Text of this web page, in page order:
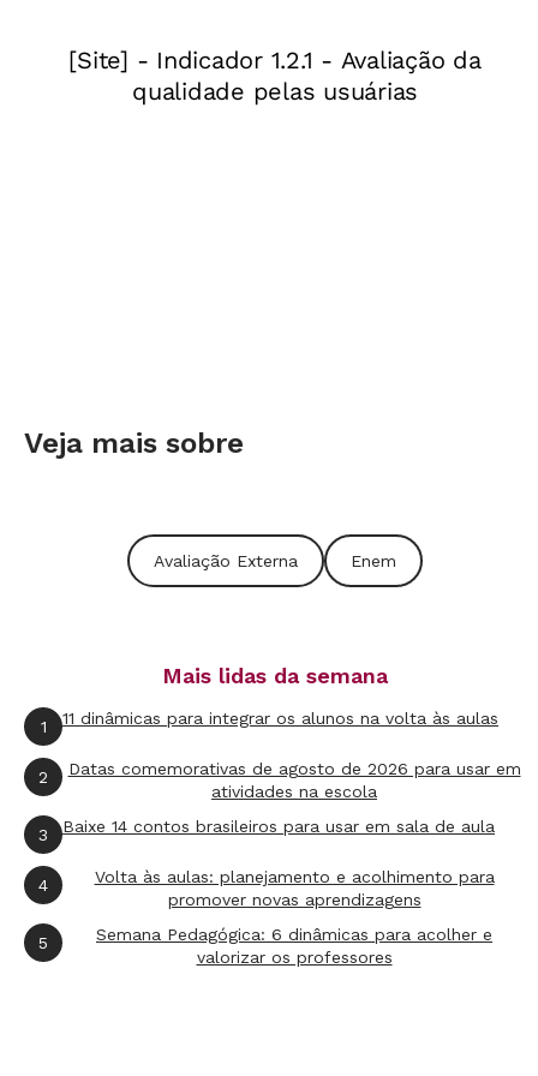
adquirida pelo Enem e discutir como, em
função da natureza e da qualidade de suas
social, para a construção cultural e para a
trajetória profissional dos jovens. Isso não é
pela relevância de algo dirigido anualmente a
milhões de jovens. Neste ano, há esperanças
preparação de um banco de questões, e os
docentes universitários que tiverem acesso a
elas talvez possam aproveitar para também
reformular alguns vestibulares.
Se, pelo contrário, o Enem continuar com itens
sem situações-problema, com pretextos em
lugar de contextos, com questões que possam
ser respondidas pela mera exclusão de
Veja mais sobre
Avaliação Externa Enem
Mais lidas da semana
1 11 dinâmicas para integrar os alunos na volta às aulas
2
Datas comemorativas de agosto de 2026 para usar em
atividades na escola
3 Baixe 14 contos brasileiros para usar em sala de aula
4
Volta às aulas: planejamento e acolhimento para
promover novas aprendizagens
5
Semana Pedagógica: 6 dinâmicas para acolher e
valorizar os professores